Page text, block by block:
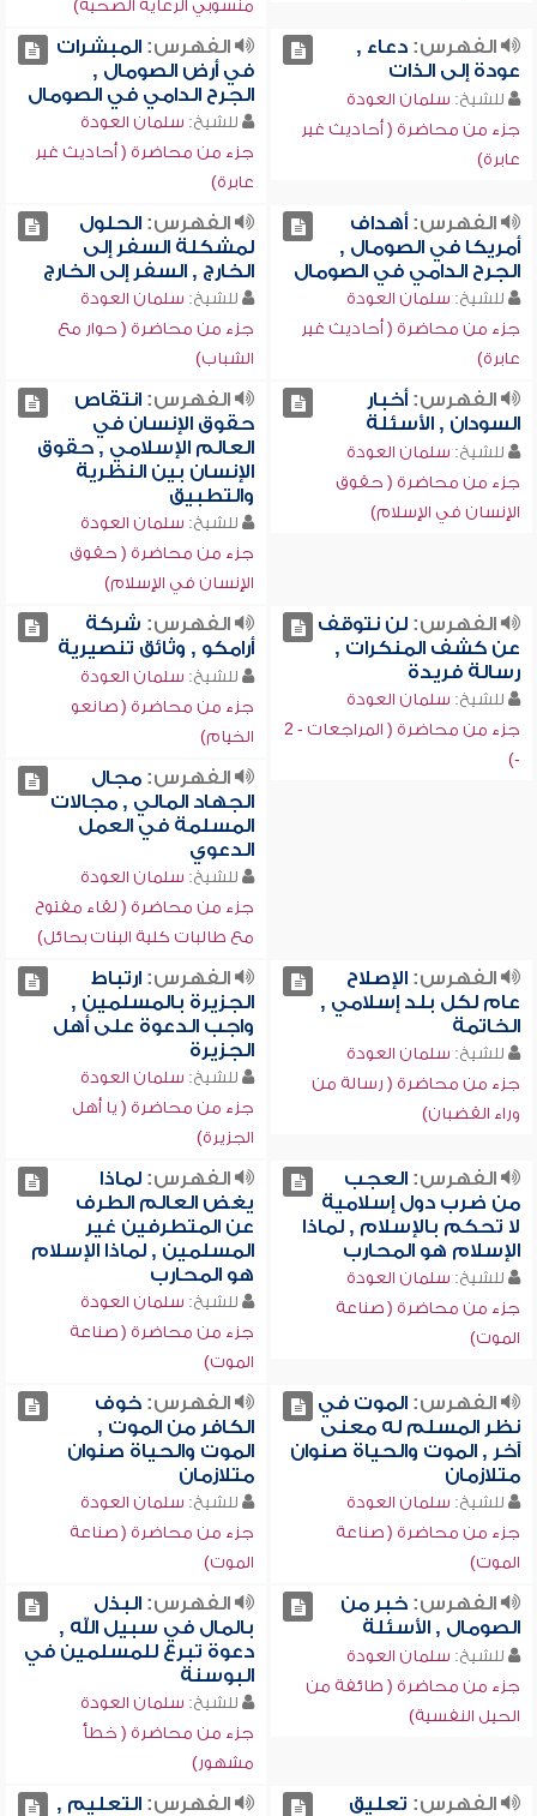
منسوبي الرعاية الصحية)
الفهرس:دعاء ,
عودة إلى الذات
للشيخ: سلمان العودة
جزء من محاضرة ( أحاديث غير
عابرة)
الفهرس:المبشرات
في أرض الصومال ,
الجرح الدامي في الصومال
للشيخ: سلمان العودة
جزء من محاضرة ( أحاديث غير
عابرة)
الفهرس:أهداف
أمريكا في الصومال ,
الجرح الدامي في الصومال
للشيخ: سلمان العودة
جزء من محاضرة ( أحاديث غير
عابرة)
الفهرس:الحلول
لمشكلة السفر إلى
الخارج , السفر إلى الخارج
للشيخ: سلمان العودة
جزء من محاضرة ( حوار مع
الشباب)
الفهرس:أخبار
السودان , الأسئلة
للشيخ: سلمان العودة
جزء من محاضرة ( حقوق
الإنسان في الإسلام)
الفهرس:انتقاص
حقوق الإنسان في
العالم الإسلامي , حقوق
الإنسان بين النظرية
والتطبيق
للشيخ: سلمان العودة
جزء من محاضرة ( حقوق
الإنسان في الإسلام)
الفهرس:لن نتوقف
عن كشف المنكرات ,
رسالة فريدة
للشيخ: سلمان العودة
جزء من محاضرة ( المراجعات - 2
-)
الفهرس: شركة
أرامكو , وثائق تنصيرية
للشيخ: سلمان العودة
جزء من محاضرة ( صانعو
الخيام)
الفهرس:مجال
الجهاد المالي , مجالات
المسلمة في العمل
الدعوي
للشيخ: سلمان العودة
جزء من محاضرة ( لقاء مفتوح
مع طالبات كلية البنات بحائل)
الفهرس:الإصلاح
عام لكل بلد إسلامي ,
الخاتمة
للشيخ: سلمان العودة
جزء من محاضرة ( رسالة من
وراء القضبان)
الفهرس:ارتباط
الجزيرة بالمسلمين ,
واجب الدعوة على أهل
الجزيرة
للشيخ: سلمان العودة
جزء من محاضرة ( يا أهل
الجزيرة)
الفهرس:العجب
من ضرب دول إسلامية
لا تحكم بالإسلام , لماذا
الإسلام هو المحارب
للشيخ: سلمان العودة
جزء من محاضرة ( صناعة
الموت)
الفهرس:لماذا
يغض العالم الطرف
عن المتطرفين غير
المسلمين , لماذا الإسلام
هو المحارب
للشيخ: سلمان العودة
جزء من محاضرة ( صناعة
الموت)
الفهرس:الموت في
نظر المسلم له معنى
آخر , الموت والحياة صنوان
متلازمان
للشيخ: سلمان العودة
جزء من محاضرة ( صناعة
الموت)
الفهرس:خوف
الكافر من الموت ,
الموت والحياة صنوان
متلازمان
للشيخ: سلمان العودة
جزء من محاضرة ( صناعة
الموت)
الفهرس:خبر من
الصومال , الأسئلة
للشيخ: سلمان العودة
جزء من محاضرة ( طائفة من
الحيل النفسية)
الفهرس:البذل
بالمال في سبيل الله ,
دعوة تبرع للمسلمين في
البوسنة
للشيخ: سلمان العودة
جزء من محاضرة ( خطأ
مشهور)
الفهرس: تعليق الفهرس:التعليم ,